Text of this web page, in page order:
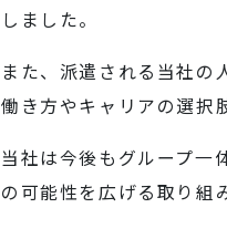
しました。
また、派遣される当社の
働き方やキャリアの選択
当社は今後もグループ一
の可能性を広げる取り組